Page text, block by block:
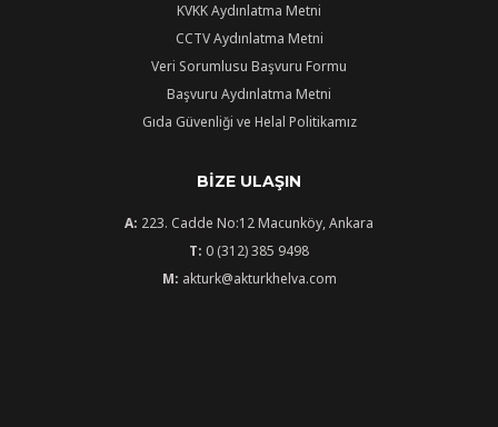
KVKK Aydınlatma Metni
CCTV Aydınlatma Metni
Veri Sorumlusu Başvuru Formu
Başvuru Aydınlatma Metni
Gıda Güvenliği ve Helal Politikamız
BIZE ULAŞIN
A: 223. Cadde No:12 Macunköy, Ankara
T: 0 (312) 385 9498
M: akturk@akturkhelva.com